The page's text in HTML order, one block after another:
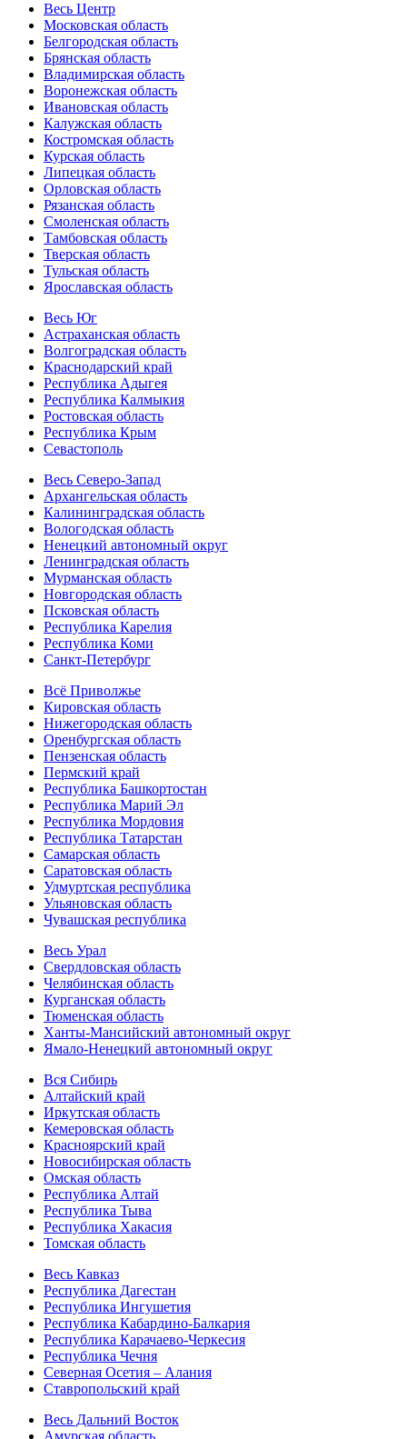
Весь Центр
Московская область
Белгородская область
Брянская область
Владимирская область
Воронежская область
Ивановская область
Калужская область
Костромская область
Курская область
Липецкая область
Орловская область
Рязанская область
Смоленская область
Тамбовская область
Тверская область
Тульская область
Ярославская область
Весь Юг
Астраханская область
Волгоградская область
Краснодарский край
Республика Адыгея
Республика Калмыкия
Ростовская область
Республика Крым
Севастополь
Весь Северо-Запад
Архангельская область
Калининградская область
Вологодская область
Ненецкий автономный округ
Ленинградская область
Мурманская область
Новгородская область
Псковская область
Республика Карелия
Республика Коми
Санкт-Петербург
Всё Приволжье
Кировская область
Нижегородская область
Оренбургская область
Пензенская область
Пермский край
Республика Башкортостан
Республика Марий Эл
Республика Мордовия
Республика Татарстан
Самарская область
Саратовская область
Удмуртская республика
Ульяновская область
Чувашская республика
Весь Урал
Свердловская область
Челябинская область
Курганская область
Тюменская область
Ханты-Мансийский автономный округ
Ямало-Ненецкий автономный округ
Вся Сибирь
Алтайский край
Иркутская область
Кемеровская область
Красноярский край
Новосибирская область
Омская область
Республика Алтай
Республика Тыва
Республика Хакасия
Томская область
Весь Кавказ
Республика Дагестан
Республика Ингушетия
Республика Кабардино-Балкария
Республика Карачаево-Черкесия
Республика Чечня
Северная Осетия – Алания
Ставропольский край
Весь Дальний Восток
Амурская область